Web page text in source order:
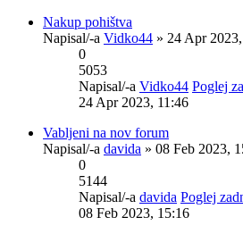
Nakup pohištva
Napisal/-a Vidko44 » 24 Apr
0
5053
Napisal/-a Vidko44 Poglej
24 Apr 2023, 11:46
Vabljeni na nov forum
Napisal/-a davida » 08 Feb 2023,
0
5144
Napisal/-a davida Poglej
08 Feb 2023, 15:16